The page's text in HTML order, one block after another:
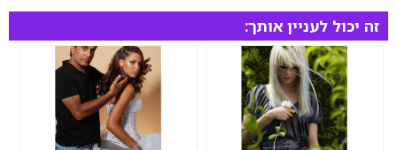
זה יכול לעניין אותך: